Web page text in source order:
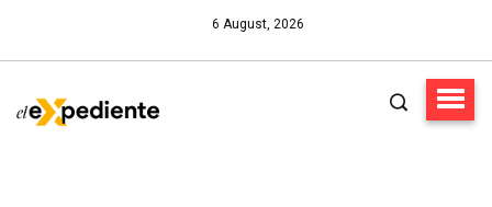
6 August, 2026